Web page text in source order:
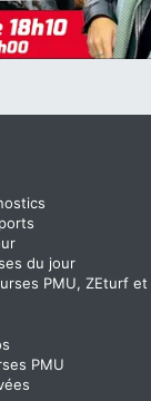
du jour
PMU, ZEturf et
PMU